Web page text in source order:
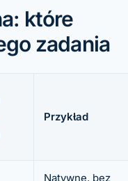
które
zadania
Przykład
Natywne, bez